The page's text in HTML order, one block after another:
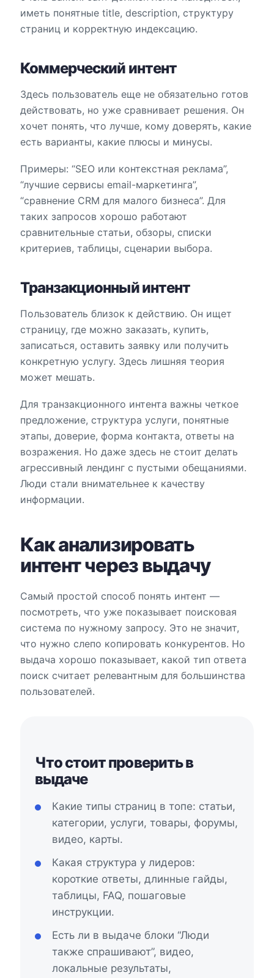
иметь понятные title, description, структуру
страниц и корректную индексацию.
Коммерческий интент
Здесь пользователь еще не обязательно готов
действовать, но уже сравнивает решения. Он
хочет понять, что лучше, кому доверять, какие
есть варианты, какие плюсы и минусы.
Примеры: “SEO или контекстная реклама”,
“лучшие сервисы email-маркетинга”,
“сравнение CRM для малого бизнеса”. Для
таких запросов хорошо работают
сравнительные статьи, обзоры, списки
критериев, таблицы, сценарии выбора.
Транзакционный интент
Пользователь близок к действию. Он ищет
страницу, где можно заказать, купить,
записаться, оставить заявку или получить
конкретную услугу. Здесь лишняя теория
может мешать.
Для транзакционного интента важны четкое
предложение, структура услуги, понятные
этапы, доверие, форма контакта, ответы на
возражения. Но даже здесь не стоит делать
агрессивный лендинг с пустыми обещаниями.
Люди стали внимательнее к качеству
информации.
Как анализировать
интент через выдачу
Самый простой способ понять интент —
посмотреть, что уже показывает поисковая
система по нужному запросу. Это не значит,
что нужно слепо копировать конкурентов. Но
выдача хорошо показывает, какой тип ответа
поиск считает релевантным для большинства
пользователей.
Что стоит проверить в
выдаче
Какие типы страниц в топе: статьи,
категории, услуги, товары, форумы,
видео, карты.
Какая структура у лидеров:
короткие ответы, длинные гайды,
таблицы, FAQ, пошаговые
инструкции.
Есть ли в выдаче блоки “Люди
также спрашивают”, видео,
локальные результаты,